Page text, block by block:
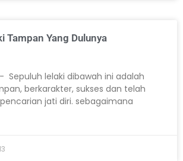
Tampan Yang Dulunya
Sepuluh lelaki dibawah ini adalah
berkarakter, sukses dan telah
jati diri. sebagaimana